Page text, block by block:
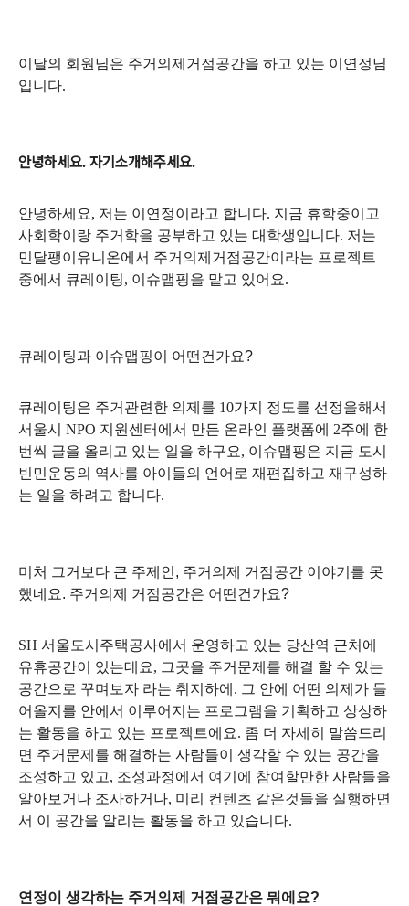
이달의 회원님은 주거의제거점공간을 하고 있는 이연정님
입니다.
안녕하세요. 자기소개해주세요.
안녕하세요, 저는 이연정이라고 합니다. 지금 휴학중이고
사회학이랑 주거학을 공부하고 있는 대학생입니다. 저는
민달팽이유니온에서 주거의제거점공간이라는 프로젝트
중에서 큐레이팅, 이슈맵핑을 맡고 있어요.
큐레이팅과 이슈맵핑이 어떤건가요?
큐레이팅은 주거관련한 의제를 10가지 정도를 선정을해서
서울시 NPO 지원센터 에서 만든 온라인 플랫폼에 2주에 한
번씩 글을 올리고 있는 일을 하구요, 이슈맵핑은 지금 도시
빈민운동의 역사를 아이들의 언어로 재편집하고 재구성하
는 일을 하려고 합니다.
미처 그거보다 큰 주제인, 주거의제 거점공간 이야기를 못
했네요. 주거의제 거점공간은 어떤건가요?
SH 서울도시주택공사에서 운영하고 있는 당산역 근처에
유휴공간이 있는데요, 그곳을 주거문제를 해결 할 수 있는
공간으로 꾸며보자 라는 취지하에 . 그 안에 어떤 의제가 들
어올지를 안에서 이루어지는 프로그램을 기획하고 상상하
는 활동을 하고 있는 프로젝트에요. 좀 더 자세히 말씀드리
면 주거문제를 해결하는 사람들이 생각할 수 있는 공간을
조성하고 있고, 조성과정에서 여기에 참여할만한 사람들을
알아보거나 조사하거나, 미리 컨텐츠 같은것들을 실행하면
서 이 공간을 알리는 활동을 하고 있습니다.
연정이 생각하는 주거의제 거점공간은 뭐에요?